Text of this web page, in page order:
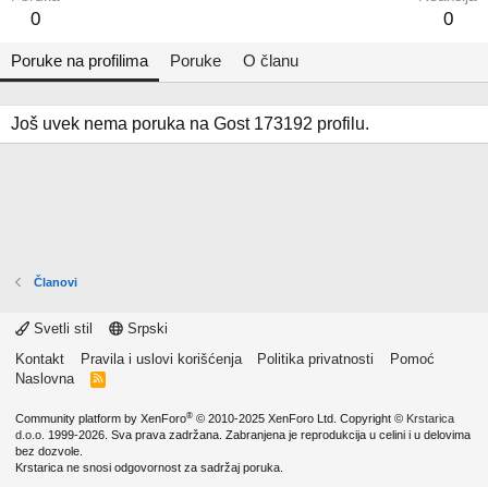
0 0
Poruke na profilima Poruke O članu
Još uvek nema poruka na Gost 173192 profilu.
Članovi
Svetli stil
Srpski
Kontakt
Pravila i uslovi korišćenja Politika privatnosti
Pomoć
Naslovna
R
Community platform by XenForo® © 2010-2025 XenForo Ltd. Copyright © Krstarica
d.o.o. 1999-2026. Sva prava zadržana. Zabranjena je reprodukcija u celini i u delovima
bez dozvole.
Krstarica ne snosi odgovornost za sadržaj poruka.